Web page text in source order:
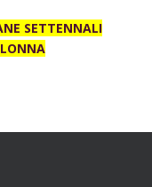
SETTENNALI